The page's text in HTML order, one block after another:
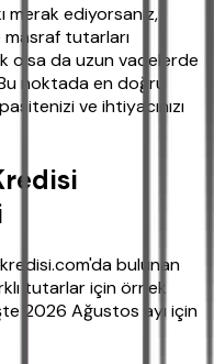
merak ediyorsanız,
tutarları
olsa da uzun vadelerde
noktada en doğru
ve ihtiyacınızı
bulunan
tutarlar için örnek
2026 Ağustos ayı için